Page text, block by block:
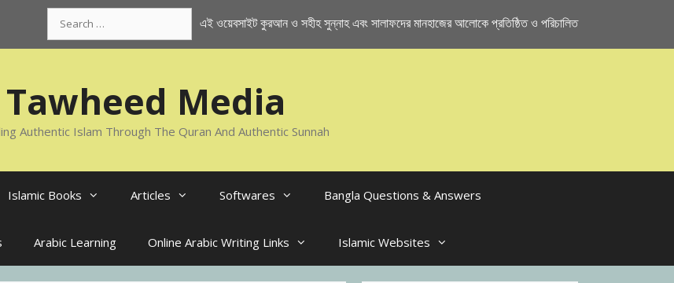
for:
এই ওয়েবসাইট কুরআন ও সহীহ সুন্নাহ এবং সালাফদের মানহাজের আলোকে প্রতিষ্ঠিত ও পরিচালিত
Tawheed Media
Authentic Islam Through The Quran And Authentic Sunnah
Islamic Books Articles Softwares Bangla Questions & Answers
Arabic Learning Online Arabic Writing Links Islamic Websites